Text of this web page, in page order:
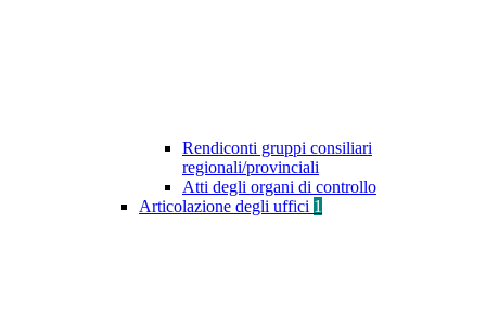
Rendiconti gruppi consiliari
regionali/provinciali
Atti degli organi di controllo
Articolazione degli uffici 1